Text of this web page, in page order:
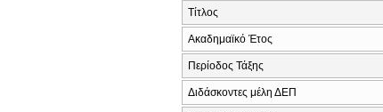
Τίτλος
Ακαδημαϊκό Έτος
Περίοδος Τάξης
Διδάσκοντες μέλη ΔΕΠ